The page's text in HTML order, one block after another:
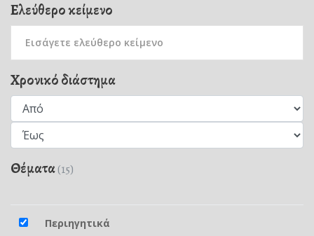
Ελεύθερο κείμενο
Χρονικό διάστημα
Θέματα(15)
Περιηγητικά